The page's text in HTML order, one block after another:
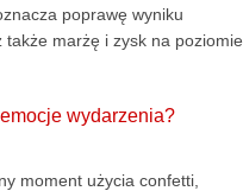
poprawę wyniku
marżę i zysk na poziomie
wydarzenia?
moment użycia confetti,